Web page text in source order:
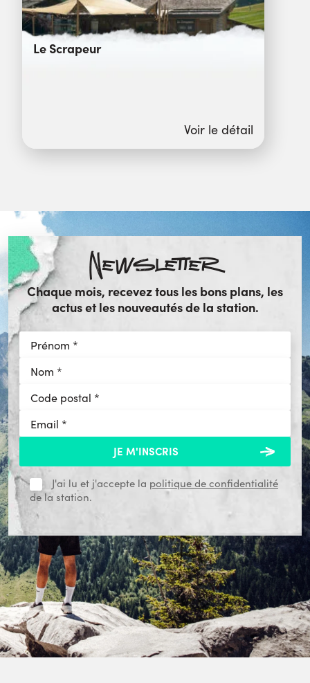
Le Scrapeur
Voir le détail
Newsletter
Chaque mois, recevez tous les bons plans, les
actus et les nouveautés de la station.
J'ai lu et j'accepte la politique de confidentialité
de la station.